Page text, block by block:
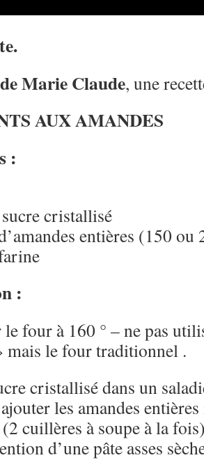
Marie Claude, une
AUX AMANDES
:
cristallisé
entières (150 ou
:
le four à 160 ° – ne pas
mais le four traditionnel .
cristallisé dans un
les amandes
cuillères à soupe à la
d’une pâte asses